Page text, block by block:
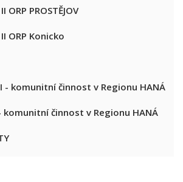
ORP PROSTĚJOV
ORP Konicko
- komunitní činnost v Regionu HANÁ
komunitní činnost v Regionu HANÁ